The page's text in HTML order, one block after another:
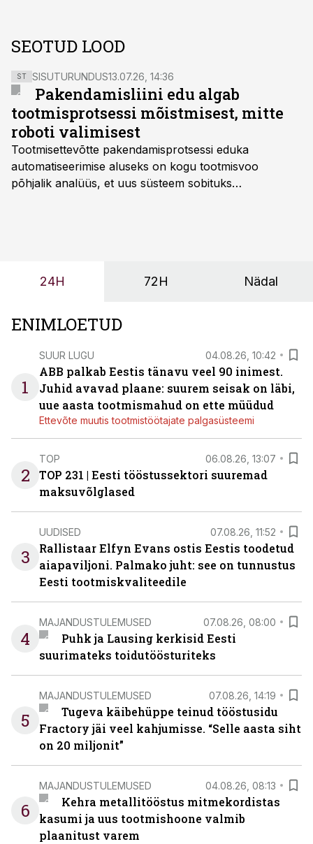
SEOTUD LOOD
ST SISUTURUNDUS13.07.26, 14:36
Pakendamisliini edu algab
tootmisprotsessi mõistmisest, mitte
roboti valimisest
Tootmisettevõtte pakendamisprotsessi eduka
automatiseerimise aluseks on kogu tootmisvoo
põhjalik analüüs, et uus süsteem sobituks
OÜ tegevjuht Sander Mitendorf.
24H 72H Nädal
ENIMLOETUD
1
SUUR LUGU 04.08.26, 10:42
ABB palkab Eestis tänavu veel 90 inimest.
Juhid avavad plaane: suurem seisak on läbi,
uue aasta tootmismahud on ette müüdud
Ettevõte muutis tootmistöötajate palgasüsteemi
2
TOP 06.08.26, 13:07
TOP 231 | Eesti tööstussektori suuremad
maksuvõlglased
3
UUDISED 07.08.26, 11:52
Rallistaar Elfyn Evans ostis Eestis toodetud
aiapaviljoni. Palmako juht: see on tunnustus
Eesti tootmiskvaliteedile
4
MAJANDUSTULEMUSED 07.08.26, 08:00
Puhk ja Lausing kerkisid Eesti
suurimateks toidutöösturiteks
5
MAJANDUSTULEMUSED 07.08.26, 14:19
Tugeva käibehüppe teinud tööstusidu
Fractory jäi veel kahjumisse. “Selle aasta siht
on 20 miljonit”
6
MAJANDUSTULEMUSED 04.08.26, 08:13
Kehra metallitööstus mitmekordistas
kasumi ja uus tootmishoone valmib
plaanitust varem